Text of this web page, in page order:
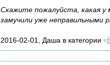
Скажите пожалуйста, какая у
замучили уже неправильными
2016-02-01, Даша в категории «